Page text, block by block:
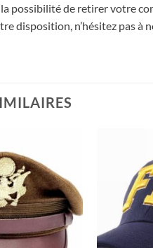
possibilité de retirer votre
disposition, n’hésitez pas à